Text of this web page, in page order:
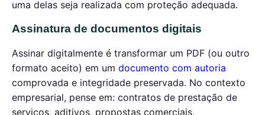
uma delas seja realizada com proteção adequada.
Assinatura de documentos digitais
Assinar digitalmente é transformar um PDF (ou outro
formato aceito) em um documento com autoria
comprovada e integridade preservada. No contexto
empresarial, pense em: contratos de prestação de
serviços, aditivos, propostas comerciais,